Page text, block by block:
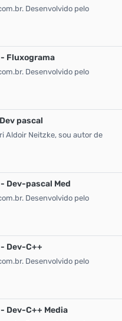
Desenvolvido pelo
Fluxograma
Desenvolvido pelo
pascal
Aldoir Neitzke, sou autor de
Dev-pascal Med
Desenvolvido pelo
Dev-C++
Desenvolvido pelo
Dev-C++ Media